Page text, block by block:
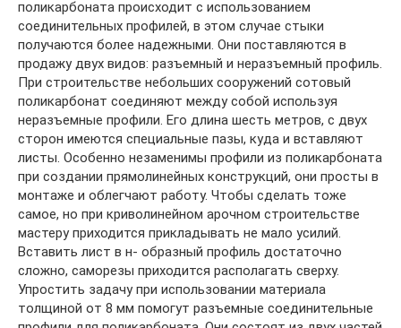
поликарбоната происходит с использованием
соединительных профилей, в этом случае стыки
получаются более надежными. Они поставляются в
продажу двух видов: разъемный и неразъемный профиль.
При строительстве небольших сооружений сотовый
поликарбонат соединяют между собой используя
неразъемные профили. Его длина шесть метров, с двух
сторон имеются специальные пазы, куда и вставляют
листы. Особенно незаменимы профили из поликарбоната
при создании прямолинейных конструкций, они просты в
монтаже и облегчают работу. Чтобы сделать тоже
самое, но при криволинейном арочном строительстве
мастеру приходится прикладывать не мало усилий.
Вставить лист в н- образный профиль достаточно
сложно, саморезы приходится располагать сверху.
Упростить задачу при использовании материала
толщиной от 8 мм помогут разъемные соединительные